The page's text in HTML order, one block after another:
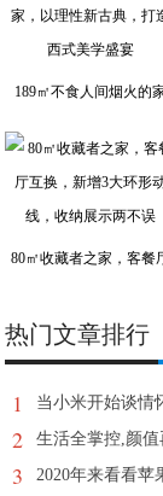
189㎡不食人间烟火的
80㎡收藏者之家，客餐
热门文章排行
1 当小米开始谈情
2 生活全掌控,颜
3 2020年来看看苹